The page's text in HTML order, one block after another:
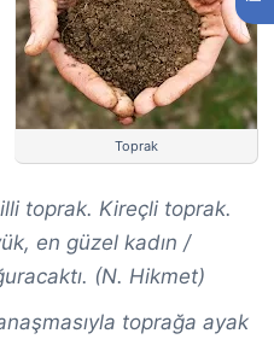
Toprak
toprak. Kireçli toprak.
en güzel kadın /
(N. Hikmet)
toprağa ayak